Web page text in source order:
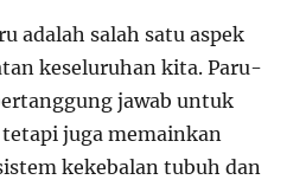
adalah salah satu aspek
keseluruhan kita. Paru-
jawab untuk
tetapi juga memainkan
kekebalan tubuh dan